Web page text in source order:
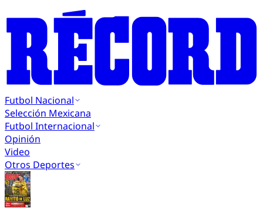
Futbol Nacional
Selección Mexicana
Futbol Internacional
Opinión
Video
Otros Deportes